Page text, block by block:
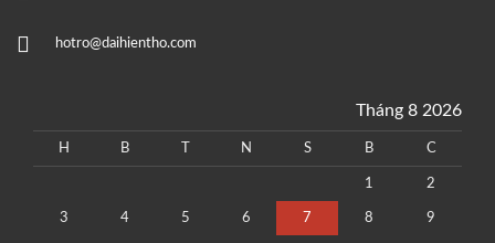
hotro@daihientho.com
Tháng 8 2026
H B N S B C
1 2
3 4 5 6 7 8 9